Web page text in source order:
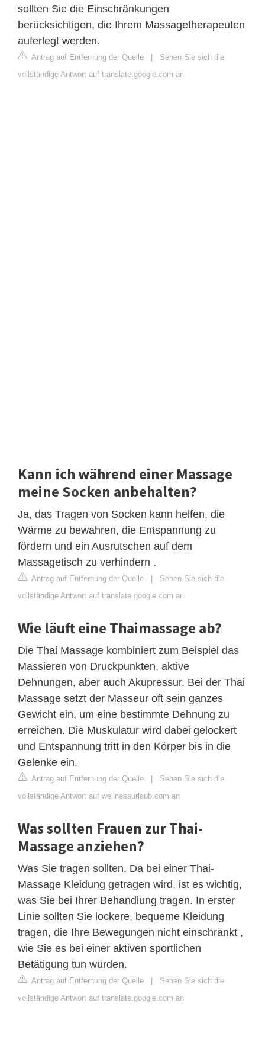
sollten Sie die Einschränkungen
berücksichtigen, die Ihrem Massagetherapeuten
auferlegt werden.
Antrag auf Entfernung der Quelle | Sehen Sie sich die
vollständige Antwort auf translate.google.com an
Kann ich während einer Massage
meine Socken anbehalten?
Ja, das Tragen von Socken kann helfen, die
Wärme zu bewahren, die Entspannung zu
fördern und ein Ausrutschen auf dem
Massagetisch zu verhindern .
Antrag auf Entfernung der Quelle | Sehen Sie sich die
vollständige Antwort auf translate.google.com an
Wie läuft eine Thaimassage ab?
Die Thai Massage kombiniert zum Beispiel das
Massieren von Druckpunkten, aktive
Dehnungen, aber auch Akupressur. Bei der Thai
Massage setzt der Masseur oft sein ganzes
Gewicht ein, um eine bestimmte Dehnung zu
erreichen. Die Muskulatur wird dabei gelockert
und Entspannung tritt in den Körper bis in die
Gelenke ein.
Antrag auf Entfernung der Quelle | Sehen Sie sich die
vollständige Antwort auf wellnessurlaub.com an
Was sollten Frauen zur Thai-
Massage anziehen?
Was Sie tragen sollten. Da bei einer Thai-
Massage Kleidung getragen wird, ist es wichtig,
was Sie bei Ihrer Behandlung tragen. In erster
Linie sollten Sie lockere, bequeme Kleidung
tragen, die Ihre Bewegungen nicht einschränkt ,
wie Sie es bei einer aktiven sportlichen
Betätigung tun würden.
Antrag auf Entfernung der Quelle | Sehen Sie sich die
vollständige Antwort auf translate.google.com an